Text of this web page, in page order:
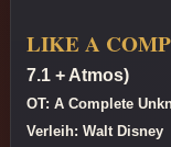
LIKE A
7.1 + Atmos)
OT: A Complete
Verleih: Walt Disney